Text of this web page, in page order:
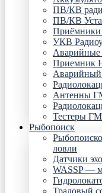
ПВ/КВ
ПВ/КВ
УКВ
Аварийные
Приемник
Аварийный
Антенны
Тестеры
Рыбопоиск
ловли
Датчики
WASSP —
Траловый